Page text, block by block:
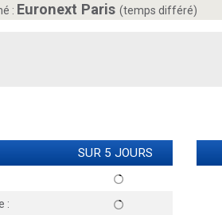
: Euronext Paris (temps différé)
SUR 5 JOURS
: